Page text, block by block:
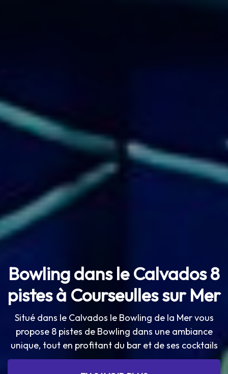
EN SAVOIR PLUS
Bowling dans le Calvados8
pistes à Courseulles sur Mer
Situé dans le Calvados le Bowling de la Mer vous
propose 8 pistes de Bowling dans une ambiance
unique, tout en profitant du bar et de ses cocktails
EN SAVOIR PLUS